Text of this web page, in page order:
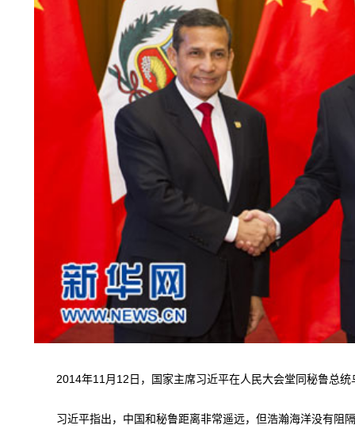
2014年11月12日，国家主席习近平在人民大会堂同秘鲁总统
习近平指出，中国和秘鲁距离非常遥远，但浩瀚海洋没有阻